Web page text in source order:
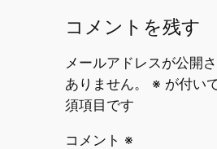
コメントを残す
メールアドレスが公開
ありません。
※ が付い
須項目です
コメント ※